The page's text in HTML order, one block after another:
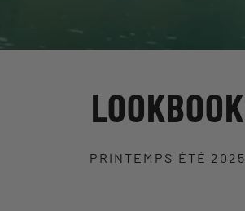
LOOKBOOK
PRINTEMPS ÉTÉ 2025